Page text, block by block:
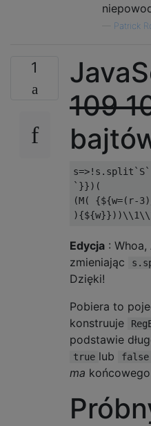
Patrick
1
109
`}})(
(M( {${w=(r-
Edycja :
zmieniając
Dzięki!
Pobiera to
konstruuje
podstawie
true lub false
ma